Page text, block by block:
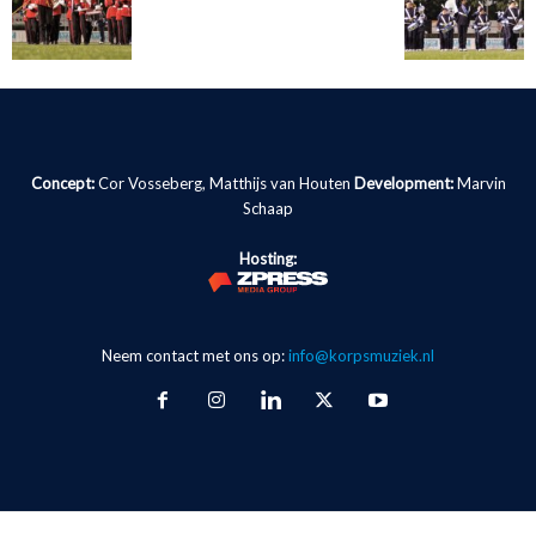
Concept:Cor Vosseberg, Matthijs van Houten Development: Marvin
Schaap
Hosting:
Neem contact met ons op:info@korpsmuziek.nl